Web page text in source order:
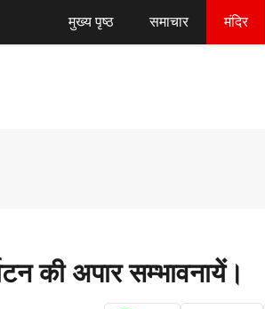
मुख्य पृष्ठ समाचार मंदिर
की अपार सम्भावनायें।